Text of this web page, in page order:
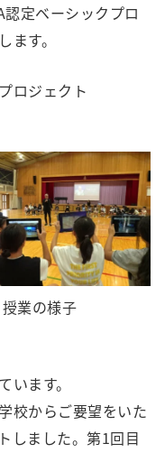
定ベーシックプロ
す。
ロジェクト
業の様子
ます。
校からご要望をいた
しました。第1回目